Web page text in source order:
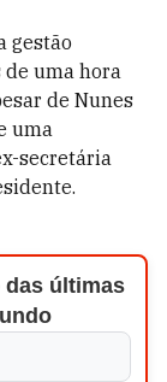
gestão
uma hora
de Nunes
uma
secretária
das últimas